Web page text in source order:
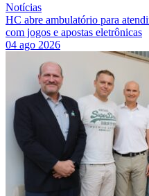
Notícias
HC abre ambulatório para
com jogos e apostas eletrônicas
04 ago 2026